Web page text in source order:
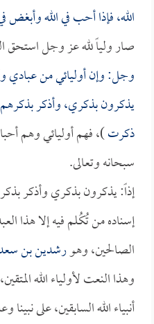
الله، فإذا أحب في الله وأبغض
صار ولياً لله عز وجل استحق
وجل: وإن أوليائي من عبادي
يذكرون بذكري، وأذكر
ذكرت)، فهم أوليائي وهم
سبحانه وتعالى.
إذاً: يذكرون بذكري وأذكر
إسناده من تُكُلم فيه إلا هذا
الصالحين، وهورشدين بن
وهذا النعت لأولياء الله
أنبياء الله السابقين، على